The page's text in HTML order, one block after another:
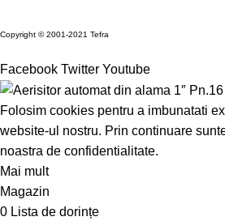
Copyright © 2001-2021 Tefra
Facebook Twitter Youtube
Folosim cookies pentru a imbunatati
website-ul nostru. Prin continuare
noastra de confidentialitate.
Mai mult
Magazin
0 Lista de dorințe